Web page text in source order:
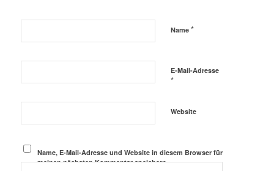
Name *
E-Mail-Adresse
*
Website
Name, E-Mail-Adresse und Website in diesem Browser für
meinen nächsten Kommentar speichern.